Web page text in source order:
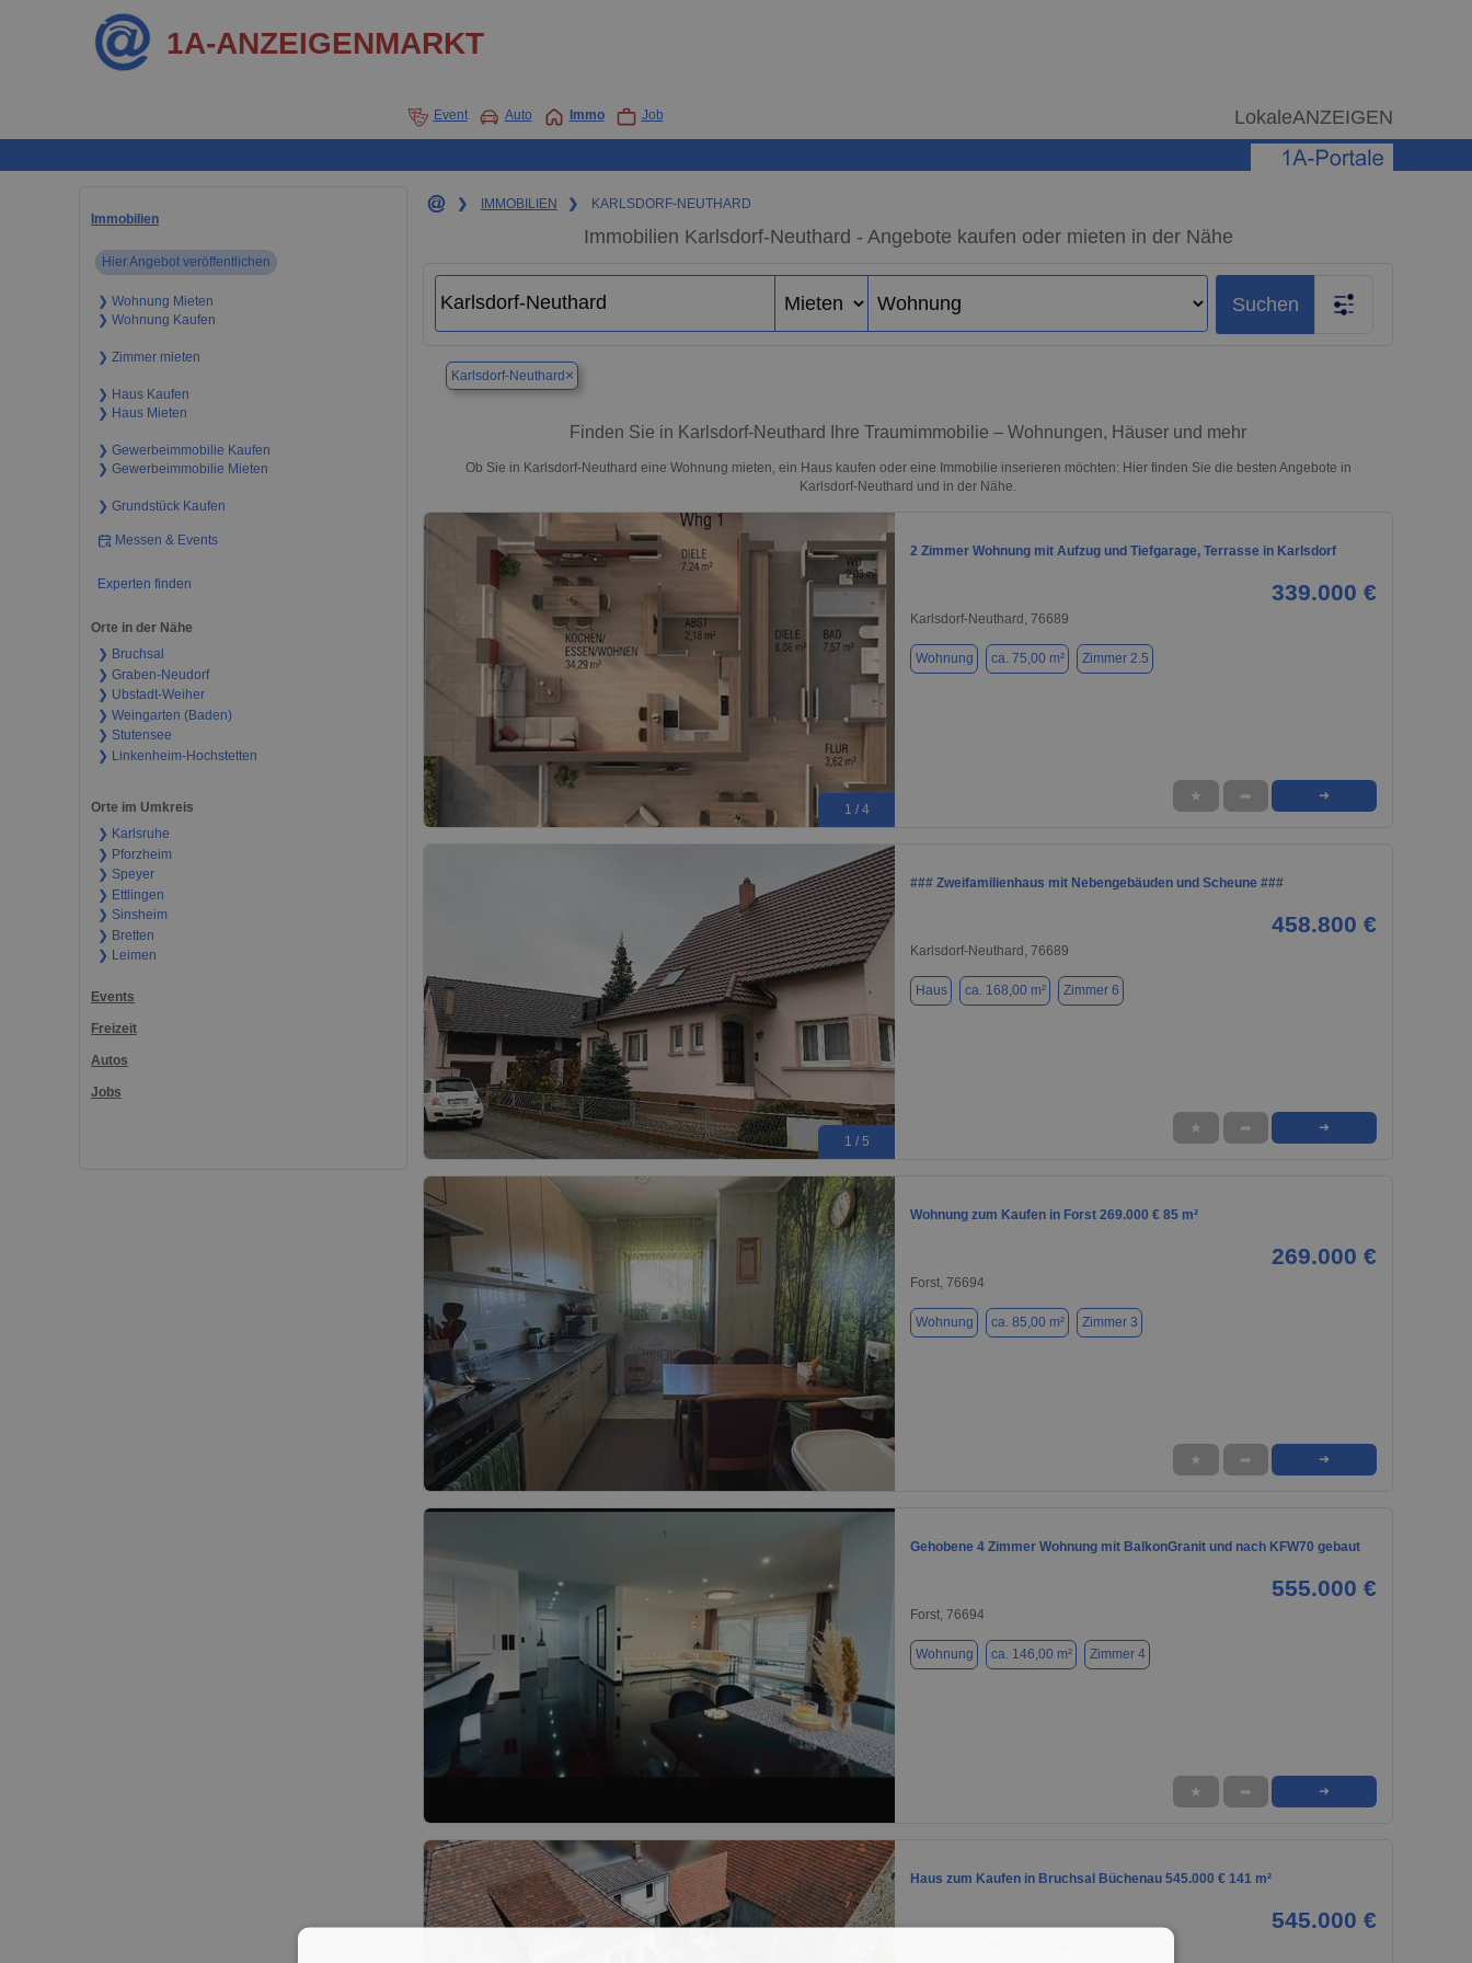
1A-ANZEIGENMARKT
Event Auto Immo Job LokaleANZEIGEN
Immobilien
Hier Angebot veröffentlichen
❯ Wohnung Mieten
❯ Wohnung Kaufen
❯ Zimmer mieten
❯ Haus Kaufen
❯ Haus Mieten
❯ Gewerbeimmobilie Kaufen
❯ Gewerbeimmobilie Mieten
❯ Grundstück Kaufen
Messen & Events
Experten finden
Orte in der Nähe
❯ Bruchsal
❯ Graben-Neudorf
❯ Ubstadt-Weiher
❯ Weingarten (Baden)
❯ Stutensee
❯ Linkenheim-Hochstetten
Orte im Umkreis
❯ Karlsruhe
❯ Pforzheim
❯ Speyer
❯ Ettlingen
❯ Sinsheim
❯ Bretten
❯ Leimen
Events
Freizeit
Autos
Jobs
❯ IMMOBILIEN ❯ KARLSDORF-NEUTHARD
Immobilien Karlsdorf-Neuthard - Angebote kaufen oder mieten in der Nähe
Suchen
Karlsdorf-Neuthard×
Finden Sie in Karlsdorf-Neuthard Ihre Traumimmobilie – Wohnungen, Häuser und mehr
Ob Sie in Karlsdorf-Neuthard eine Wohnung mieten, ein Haus kaufen oder eine Immobilie inserieren möchten: Hier finden Sie die besten Angebote in
Karlsdorf-Neuthard und in der Nähe.
1 / 4
2 Zimmer Wohnung mit Aufzug und Tiefgarage, Terrasse in Karlsdorf
339.000 €
Karlsdorf-Neuthard, 76689
Wohnung ca. 75,00 m² Zimmer 2.5
★ ➦ ➜
1 / 5
### Zweifamilienhaus mit Nebengebäuden und Scheune ###
458.800 €
Karlsdorf-Neuthard, 76689
Haus ca. 168,00 m² Zimmer 6
★ ➦ ➜
Wohnung zum Kaufen in Forst 269.000 € 85 m²
269.000 €
Forst, 76694
Wohnung ca. 85,00 m² Zimmer 3
★ ➦ ➜
Gehobene 4 Zimmer Wohnung mit BalkonGranit und nach KFW70 gebaut
555.000 €
Forst, 76694
Wohnung ca. 146,00 m² Zimmer 4
★ ➦ ➜
Haus zum Kaufen in Bruchsal Büchenau 545.000 € 141 m²
545.000 €